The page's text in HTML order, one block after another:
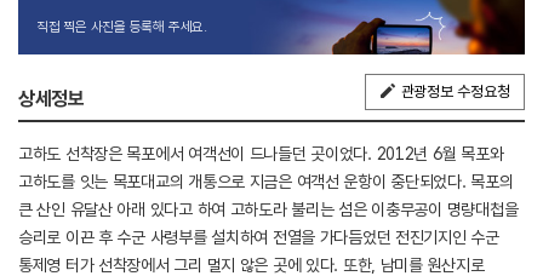
직접 찍은 사진을 등록해 주세요.
상세정보 관광정보 수정요청
고하도 선착장은 목포에서 여객선이 드나들던 곳이었다. 2012년 6월 목포와
고하도를 잇는 목포대교의 개통으로 지금은 여객선 운항이 중단되었다. 목포의
큰 산인 유달산 아래 있다고 하여 고하도라 불리는 섬은 이충무공이 명량대첩을
승리로 이끈 후 수군 사령부를 설치하여 전열을 가다듬었던 전진기지인 수군
통제영 터가 선착장에서 그리 멀지 않은 곳에 있다. 또한, 남미를 원산지로